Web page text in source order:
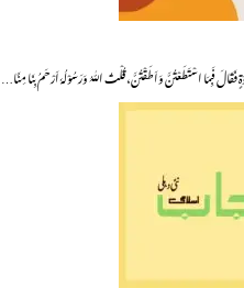
فَبِمَا اسْتَطَعْتُنَّ وَاَطَقْتُنَّ، قُلْتُ اللّٰہُ وَرَسُوْلُہٗ اَرْحَمُ بِنَا مِنَّا…